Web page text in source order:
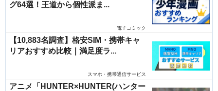
グ64選！王道から個性派ま...
電子コミック
【10,883名調査】格安SIM・携帯キャ
リアおすすめ比較｜満足度ラ...
スマホ・携帯通信サービス
アニメ「HUNTER×HUNTER(ハンター